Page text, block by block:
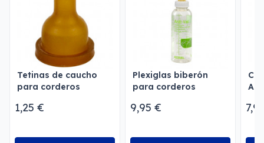
Tetinas de caucho
para corderos
1,25 €
Plexiglas biberón
para corderos
9,95 €